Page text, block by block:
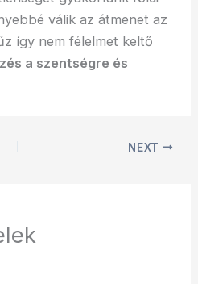
válik az átmenet az
így nem félelmet keltő
a szentségre és
NEXT